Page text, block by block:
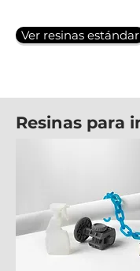
Ver resinas estándar
Resinas para